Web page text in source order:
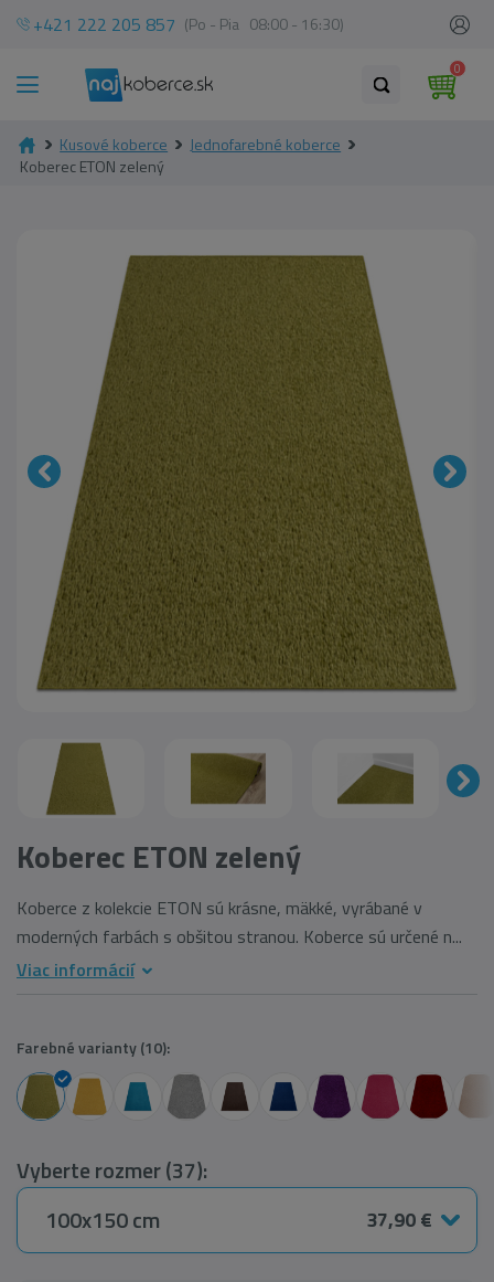
+421 222 205 857 (Po - Pia 08:00 - 16:30)
0
Kusové koberce
Jednofarebné koberce
Koberec ETON zelený
Koberec ETON zelený
Koberce z kolekcie ETON sú krásne, mäkké, vyrábané v
moderných farbách s obšitou stranou. Koberce sú určené n...
Viac informácií
Farebné varianty (10):
Vyberte rozmer (37):
100x150 cm
37,90 €